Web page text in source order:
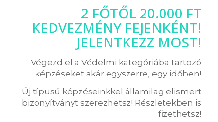
2 FŐTŐL 20.000 FT
KEDVEZMÉNY FEJENKÉNT!
JELENTKEZZ MOST!
Végezd el a Védelmi kategóriába tartozó
képzéseket akár egyszerre, egy időben!
Új típusú képzéseinkkel államilag elismert
bizonyítványt szerezhetsz! Részletekben is
fizethetsz!